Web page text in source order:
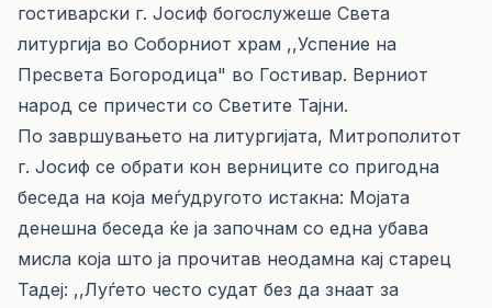
гостиварски г. Јосиф богослужеше Света
литургија во Соборниот храм ,,Успение на
Пресвета Богородица" во Гостивар. Верниот
народ се причести со Светите Тајни.
По завршувањето на литургијата, Митрополитот
г. Јосиф се обрати кон верниците со пригодна
беседа на која меѓудругото истакна: Мојата
денешна беседа ќе ја започнам со една убава
мисла која што ја прочитав неодамна кај старец
Тадеј: ,,Луѓето често судат без да знаат за